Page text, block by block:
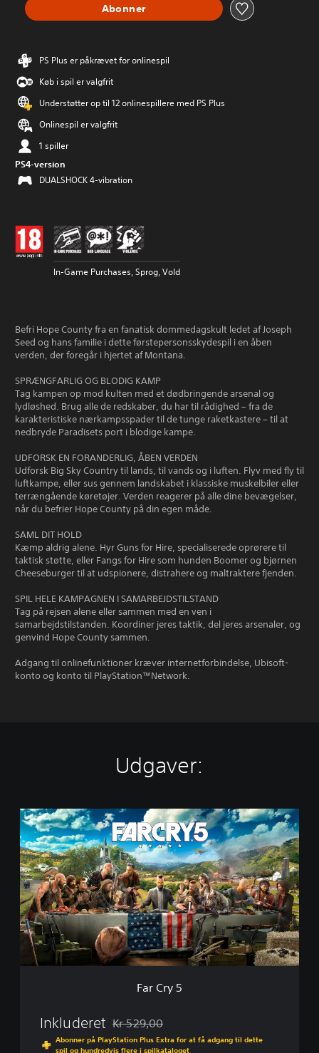
Abonner
PS Plus er påkrævet for onlinespil
Køb i spil er valgfrit
Understøtter op til 12 onlinespillere med PS Plus
Onlinespil er valgfrit
1 spiller
PS4-version
DUALSHOCK 4-vibration
In-Game Purchases, Sprog, Vold
Befri Hope County fra en fanatisk dommedagskult ledet af Joseph
Seed og hans familie i dette førstepersonsskydespil i en åben
verden, der foregår i hjertet af Montana.
SPRÆNGFARLIG OG BLODIG KAMP
Tag kampen op mod kulten med et dødbringende arsenal og
lydløshed. Brug alle de redskaber, du har til rådighed – fra de
karakteristiske nærkampsspader til de tunge raketkastere – til at
nedbryde Paradisets port i blodige kampe.
UDFORSK EN FORANDERLIG, ÅBEN VERDEN
Udforsk Big Sky Country til lands, til vands og i luften. Flyv med fly til
luftkampe, eller sus gennem landskabet i klassiske muskelbiler eller
terrængående køretøjer. Verden reagerer på alle dine bevægelser,
når du befrier Hope County på din egen måde.
SAML DIT HOLD
Kæmp aldrig alene. Hyr Guns for Hire, specialiserede oprørere til
taktisk støtte, eller Fangs for Hire som hunden Boomer og bjørnen
Cheeseburger til at udspionere, distrahere og maltraktere fjenden.
SPIL HELE KAMPAGNEN I SAMARBEJDSTILSTAND
Tag på rejsen alene eller sammen med en ven i
samarbejdstilstanden. Koordiner jeres taktik, del jeres arsenaler, og
genvind Hope County sammen.
Adgang til onlinefunktioner kræver internetforbindelse, Ubisoft-
konto og konto til PlayStation™Network.
Udgaver:
F
a
r
C
r
y
5
Far Cry 5
Inkluderet Nedsat fra den normale pris på Kr 529,00
Kr 529,00
Abonner på PlayStation Plus Extra for at få adgang til dette
spil og hundredvis flere i spilkataloget